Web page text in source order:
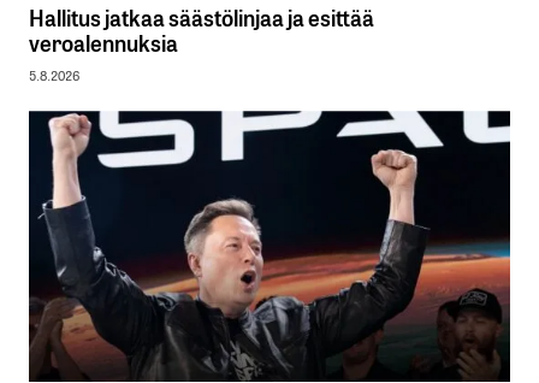
Hallitus jatkaa säästölinjaa ja esittää
veroalennuksia
5.8.2026